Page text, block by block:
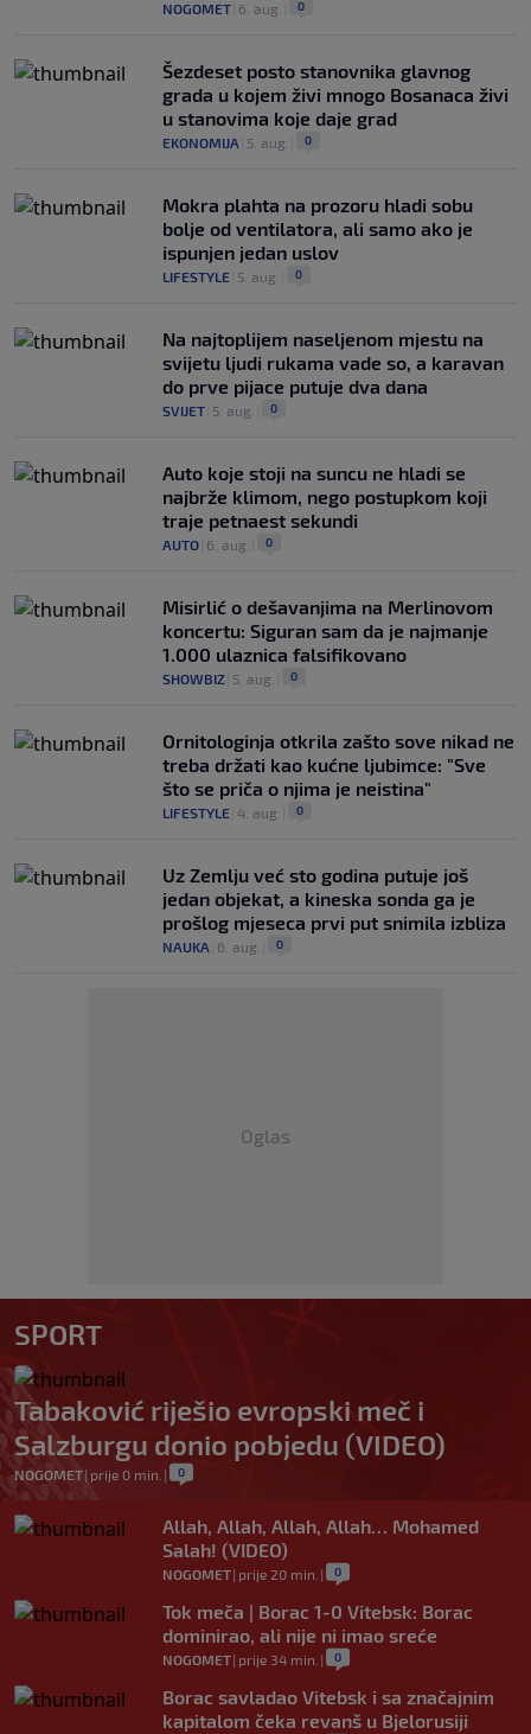
NOGOMET 6. aug. 0
Šezdeset posto stanovnika glavnog
grada u kojem živi mnogo Bosanaca živi
u stanovima koje daje grad
EKONOMIJA 5. aug. 0
Mokra plahta na prozoru hladi sobu
bolje od ventilatora, ali samo ako je
ispunjen jedan uslov
LIFESTYLE 5. aug. 0
Na najtoplijem naseljenom mjestu na
svijetu ljudi rukama vade so, a karavan
do prve pijace putuje dva dana
SVIJET 5. aug. 0
Auto koje stoji na suncu ne hladi se
najbrže klimom, nego postupkom koji
traje petnaest sekundi
AUTO 6. aug. 0
Misirlić o dešavanjima na Merlinovom
koncertu: Siguran sam da je najmanje
1.000 ulaznica falsifikovano
SHOWBIZ 5. aug. 0
Ornitologinja otkrila zašto sove nikad ne
treba držati kao kućne ljubimce: "Sve
što se priča o njima je neistina"
LIFESTYLE 4. aug. 0
Uz Zemlju već sto godina putuje još
jedan objekat, a kineska sonda ga je
prošlog mjeseca prvi put snimila izbliza
NAUKA 6. aug. 0
Oglas
SPORT
Tabaković riješio evropski meč i
Salzburgu donio pobjedu (VIDEO)
NOGOMET| prije 0 min. | 0
Allah, Allah, Allah, Allah… Mohamed
Salah! (VIDEO)
NOGOMET| prije 20 min. | 0
Tok meča | Borac 1-0 Vitebsk: Borac
dominirao, ali nije ni imao sreće
NOGOMET| prije 34 min. | 0
Borac savladao Vitebsk i sa značajnim
kapitalom čeka revanš u Bjelorusiji